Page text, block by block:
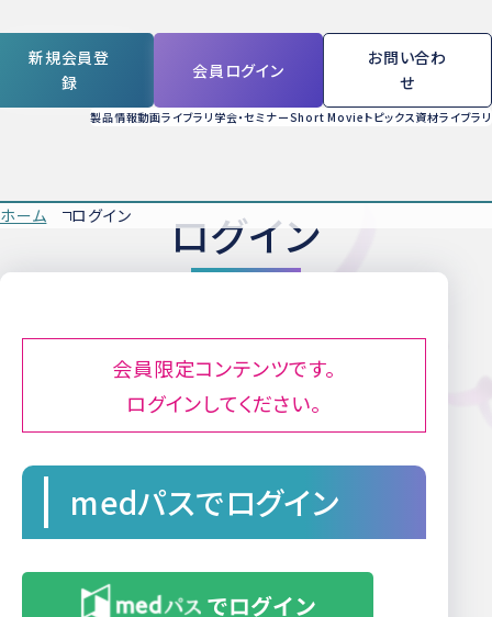
新規会員登
録
会員ログイン
お問い合わ
せ
製品情報動画ライブラリ 学会・セミナーShort Movie トピックス資材ライブラリ
ホーム ログイン ログイン
会員限定コンテンツです。
ログインしてください。
medパスでログイン